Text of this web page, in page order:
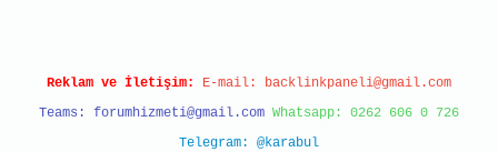
Reklam ve İletişim: E-mail: backlinkpaneli@gmail.com
Teams: forumhizmeti@gmail.com Whatsapp: 0262 606 0 726
Telegram: @karabul